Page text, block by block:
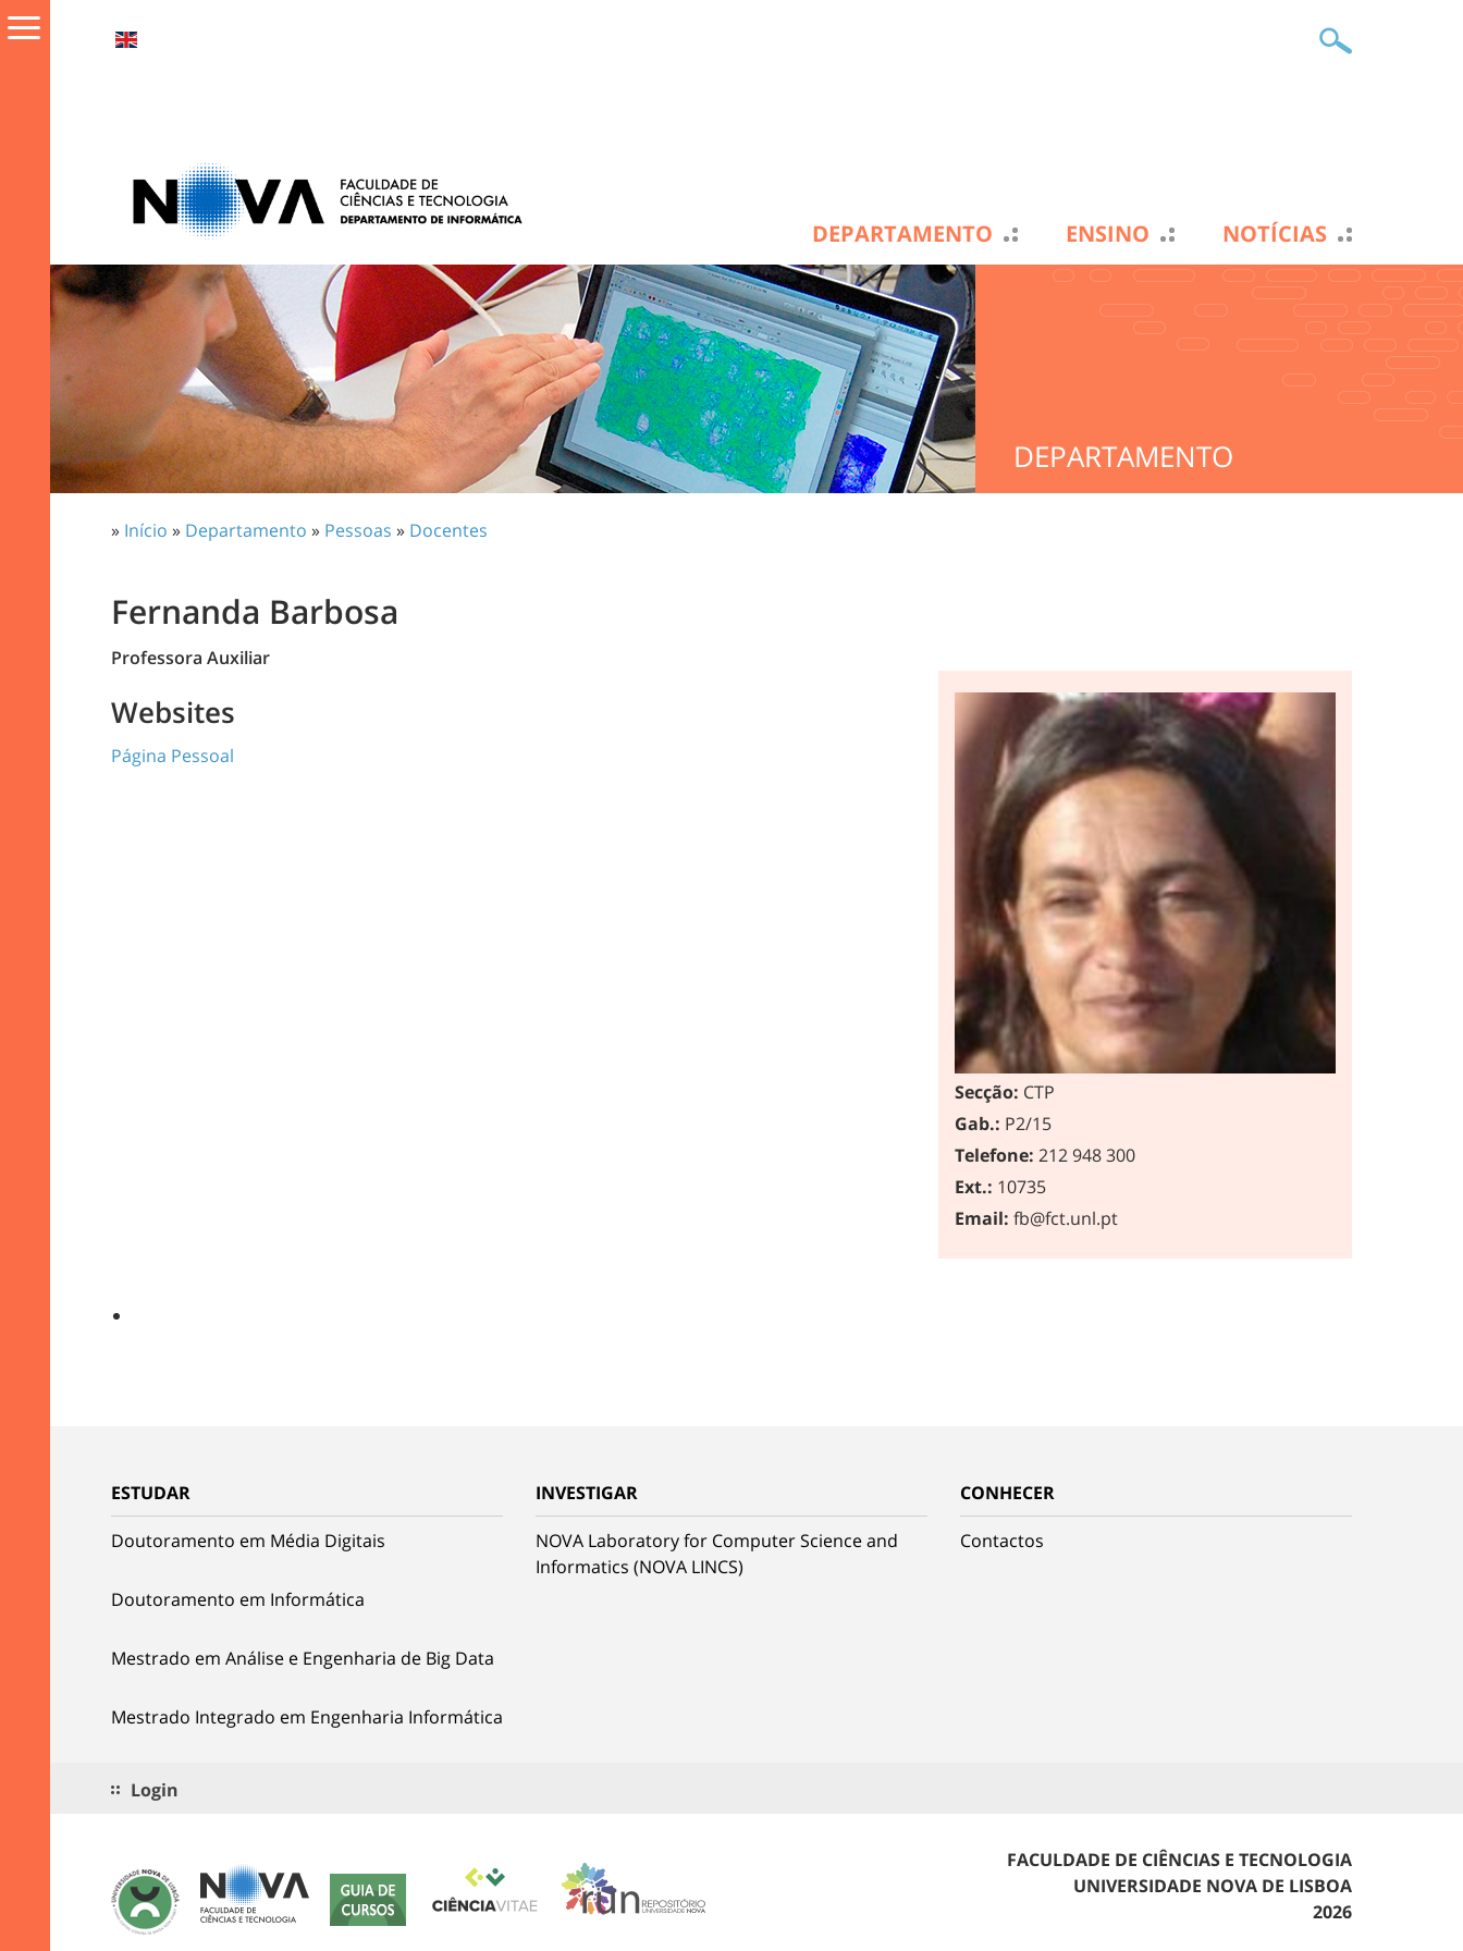
DEPARTAMENTO ENSINO NOTÍCIAS
DEPARTAMENTO
» Início » Departamento » Pessoas » Docentes
Fernanda Barbosa
Professora Auxiliar
Secção: CTP
Gab.: P2/15
Telefone: 212 948 300
Ext.: 10735
Email: fb@fct.unl.pt
Websites
Página Pessoal
ESTUDAR
Doutoramento em Média Digitais
Doutoramento em Informática
Mestrado em Análise e Engenharia de Big Data
Mestrado Integrado em Engenharia Informática
INVESTIGAR
NOVA Laboratory for Computer Science and
Informatics (NOVA LINCS)
CONHECER
Contactos
Login
FACULDADE DE CIÊNCIAS E TECNOLOGIA
UNIVERSIDADE NOVA DE LISBOA
2026